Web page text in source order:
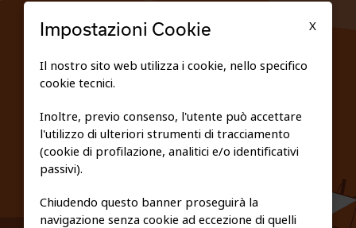
PRIVACY E COOKIE POLICY
X
Impostazioni Cookie
Il nostro sito web utilizza i cookie, nello specifico
cookie tecnici.
Inoltre, previo consenso, l'utente può accettare
l'utilizzo di ulteriori strumenti di tracciamento
(cookie di profilazione, analitici e/o identificativi
passivi).
Chiudendo questo banner proseguirà la
navigazione senza cookie ad eccezione di quelli